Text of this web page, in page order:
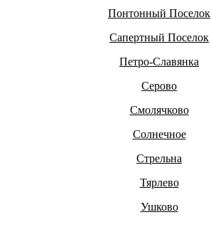
Понтонный Поселок
Сапертный Поселок
Петро-Славянка
Серово
Смолячково
Солнечное
Стрельна
Тярлево
Ушково